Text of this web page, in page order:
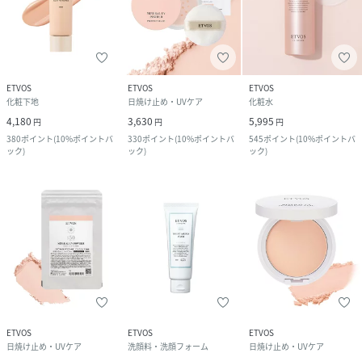
ETVOS
化粧下地
4,180 円
380ポイント(10%ポイントバ
ック)
ETVOS
日焼け止め・UVケア
3,630 円
330ポイント(10%ポイントバ
ック)
ETVOS
化粧水
5,995 円
545ポイント(10%ポイントバ
ック)
ETVOS
日焼け止め・UVケア
ETVOS
洗顔料・洗顔フォーム
ETVOS
日焼け止め・UVケア